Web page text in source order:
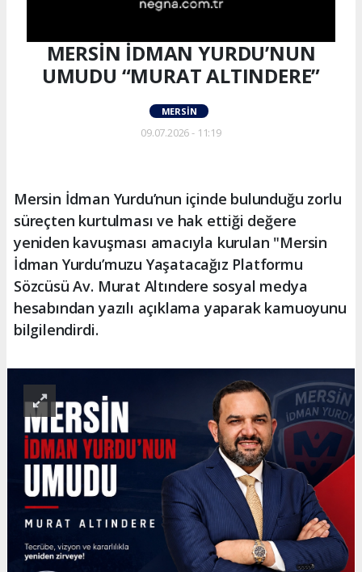
MERSİN İDMAN YURDU’NUN
UMUDU “MURAT ALTINDERE”
MERSIN
09.07.2026 - 11:19
Mersin İdman Yurdu’nun içinde bulunduğu zorlu
süreçten kurtulması ve hak ettiği değere
yeniden kavuşması amacıyla kurulan "Mersin
İdman Yurdu’muzu Yaşatacağız Platformu
Sözcüsü Av. Murat Altındere sosyal medya
hesabından yazılı açıklama yaparak kamuoyunu
bilgilendirdi.